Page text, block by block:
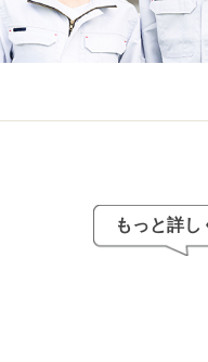
もっと詳し